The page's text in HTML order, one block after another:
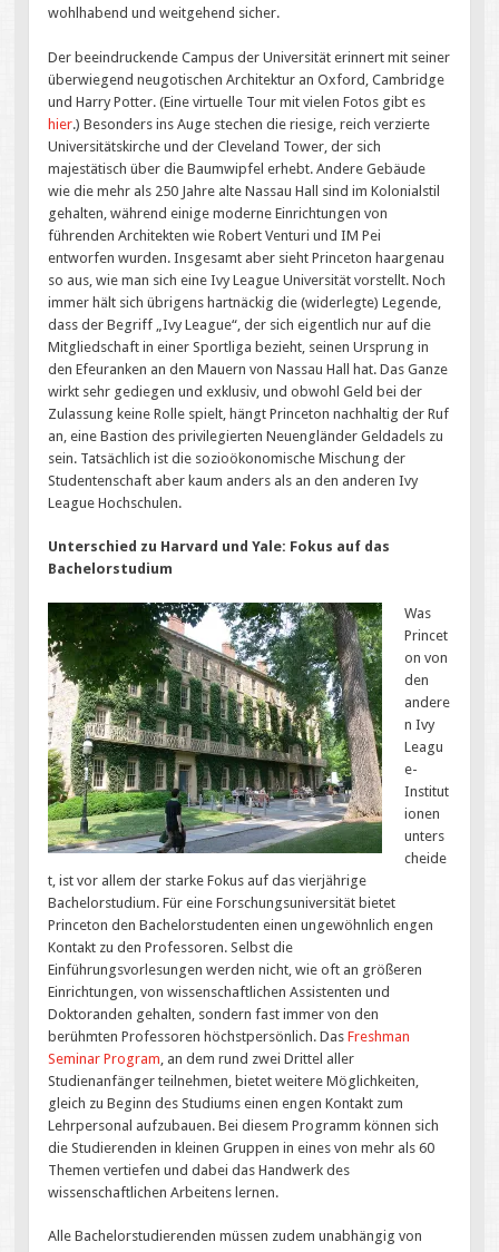
wohlhabend und weitgehend sicher.
Der beeindruckende Campus der Universität erinnert mit seiner
überwiegend neugotischen Architektur an Oxford, Cambridge
und Harry Potter. (Eine virtuelle Tour mit vielen Fotos gibt es
hier.) Besonders ins Auge stechen die riesige, reich verzierte
Universitätskirche und der Cleveland Tower, der sich
majestätisch über die Baumwipfel erhebt. Andere Gebäude
wie die mehr als 250 Jahre alte Nassau Hall sind im Kolonialstil
gehalten, während einige moderne Einrichtungen von
führenden Architekten wie Robert Venturi und IM Pei
entworfen wurden. Insgesamt aber sieht Princeton haargenau
so aus, wie man sich eine Ivy League Universität vorstellt. Noch
immer hält sich übrigens hartnäckig die (widerlegte) Legende,
dass der Begriff „Ivy League“, der sich eigentlich nur auf die
Mitgliedschaft in einer Sportliga bezieht, seinen Ursprung in
den Efeuranken an den Mauern von Nassau Hall hat. Das Ganze
wirkt sehr gediegen und exklusiv, und obwohl Geld bei der
Zulassung keine Rolle spielt, hängt Princeton nachhaltig der Ruf
an, eine Bastion des privilegierten Neuengländer Geldadels zu
sein. Tatsächlich ist die sozioökonomische Mischung der
Studentenschaft aber kaum anders als an den anderen Ivy
League Hochschulen.
Unterschied zu Harvard und Yale: Fokus auf das
Bachelorstudium
Was
Princet
on von
den
andere
n Ivy
Leagu
e-
Institut
ionen
unters
cheide
t, ist vor allem der starke Fokus auf das vierjährige
Bachelorstudium. Für eine Forschungsuniversität bietet
Princeton den Bachelorstudenten einen ungewöhnlich engen
Kontakt zu den Professoren. Selbst die
Einführungsvorlesungen werden nicht, wie oft an größeren
Einrichtungen, von wissenschaftlichen Assistenten und
Doktoranden gehalten, sondern fast immer von den
berühmten Professoren höchstpersönlich. DasFreshman
Seminar Program , an dem rund zwei Drittel aller
Studienanfänger teilnehmen, bietet weitere Möglichkeiten,
gleich zu Beginn des Studiums einen engen Kontakt zum
Lehrpersonal aufzubauen. Bei diesem Programm können sich
die Studierenden in kleinen Gruppen in eines von mehr als 60
Themen vertiefen und dabei das Handwerk des
wissenschaftlichen Arbeitens lernen.
Alle Bachelorstudierenden müssen zudem unabhängig von